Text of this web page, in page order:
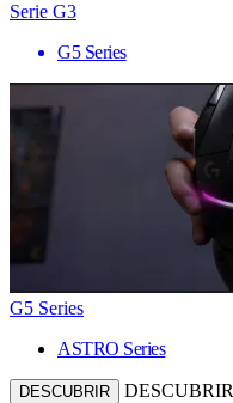
Serie G3
G5 Series
G5 Series
ASTRO Series
DESCUBRIR DESCUBRIR